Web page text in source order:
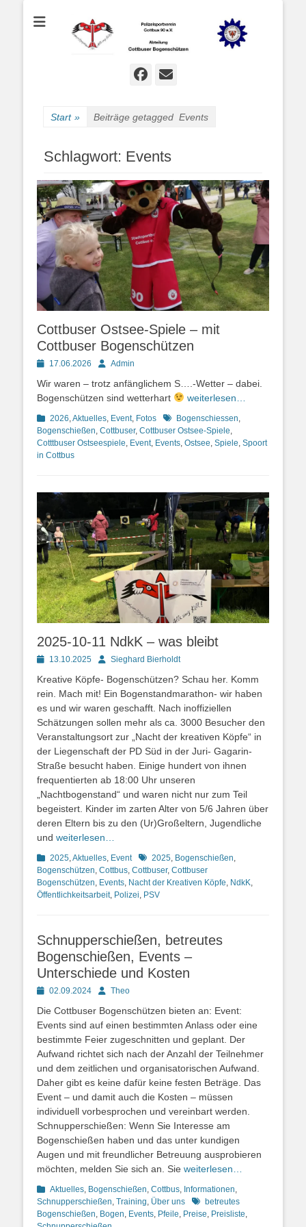
Cottbuser
Bogenschützen
Bogenschießen in Cottbus
Facebook
E-
Start » Beiträge getagged Events
Schlagwort: Events
Cottbuser Ostsee-Spiele – mit
Cottbuser Bogenschützen
Posted17.06.2026 AutorAdmin
Wir waren – trotz anfänglichem S….-Wetter – dabei.
Bogenschützen sind wetterhart
weiterlesen…
Kategorien
2026,Aktuelles, Event, Fotos Schlagworte
Bogenschiessen,
Bogenschießen, Cottbuser, Cottbuser Ostsee-Spiele,
Cotttbuser Ostseespiele, Event, Events, Ostsee, Spiele, Spoort
in Cottbus
2025-10-11 NdkK – was bleibt
Posted13.10.2025 AutorSieghard Bierholdt
Kreative Köpfe- Bogenschützen? Schau her. Komm
rein. Mach mit! Ein Bogenstandmarathon- wir haben
es und wir waren geschafft. Nach inoffiziellen
Schätzungen sollen mehr als ca. 3000 Besucher den
Veranstaltungsort zur „Nacht der kreativen Köpfe“ in
der Liegenschaft der PD Süd in der Juri- Gagarin-
Straße besucht haben. Einige hundert von ihnen
frequentierten ab 18:00 Uhr unseren
„Nachtbogenstand“ und waren nicht nur zum Teil
begeistert. Kinder im zarten Alter von 5/6 Jahren über
deren Eltern bis zu den (Ur)Großeltern, Jugendliche
und weiterlesen…
Kategorien
2025,Aktuelles, Event Schlagworte
2025, Bogenschießen,
Bogenschützen, Cottbus, Cottbuser, Cottbuser
Bogenschützen, Events, Nacht der Kreativen Köpfe, NdkK,
Öffentlichkeitsarbeit, Polizei, PSV
Schnupperschießen, betreutes
Bogenschießen, Events –
Unterschiede und Kosten
Posted02.09.2024 AutorTheo
Die Cottbuser Bogenschützen bieten an: Event:
Events sind auf einen bestimmten Anlass oder eine
bestimmte Feier zugeschnitten und geplant. Der
Aufwand richtet sich nach der Anzahl der Teilnehmer
und dem zeitlichen und organisatorischen Aufwand.
Daher gibt es keine dafür keine festen Beträge. Das
Event – und damit auch die Kosten – müssen
individuell vorbesprochen und vereinbart werden.
Schnupperschießen: Wenn Sie Interesse am
Bogenschießen haben und das unter kundigen
Augen und mit freundlicher Betreuung ausprobieren
möchten, melden Sie sich an. Sie weiterlesen…
Kategorien
Aktuelles, Bogenschießen, Cottbus, Informationen,
Schnupperschießen, Training, Über uns Schlagworte
betreutes
Bogenschießen, Bogen, Events, Pfeile, Preise, Preisliste,